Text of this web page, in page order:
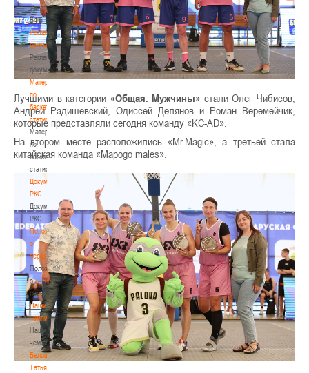
Устав
БФБ
Регламентирующие
документы
Регламентирующие
документы
Материалы
по
баскетбольной
статистике
Материалы
по
баскетбольной
статистике
Документы
РКС
Документы
РКС
Положение
о
переходах
Положение
о
переходах
Наши
чемпионы
Наши
чемпионы
Белошапко
Татьяна
Лучшими в категории «Общая. Мужчины» стали Олег Чибисов,
Андрей Радишевский, Одиссей Делянов и Роман Веремейчик,
которые представляли сегодня команду «KC-AD».
На втором месте расположились «Mr.Magic», а третьей стала
китайская команда «Mapogo males».